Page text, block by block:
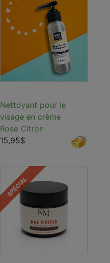
Nettoyant pour le
visage en crème
Rose Citron
15,95$
SPÉCIAL